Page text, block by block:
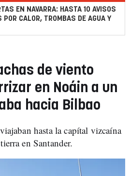
EN NAVARRA: HASTA 10 AVISOS
CALOR, TROMBAS DE AGUA Y
de viento
en Noáin a un
hacia Bilbao
hasta la capítal vizcaína
en Santander.